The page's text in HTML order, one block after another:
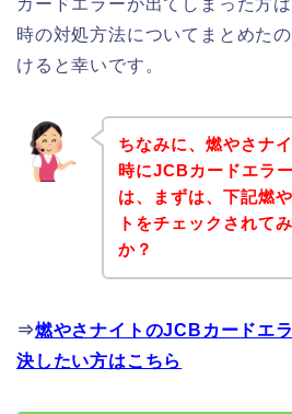
時の対処方法についてまとめた
けると幸いです。
ちなみに、燃やさナ
時にJCBカードエラ
は、まずは、下記燃
トをチェックされて
か？
⇒燃やさナイトのJCBカードエ
決したい方はこちら